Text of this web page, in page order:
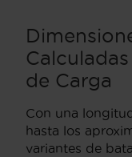
de Carga
Con una
hasta los
variantes de